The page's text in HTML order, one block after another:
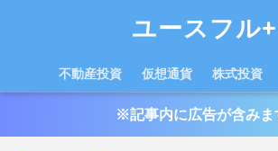
ユースフル+
不動産投資 仮想通貨 株式投資
※記事内に広告が含みま